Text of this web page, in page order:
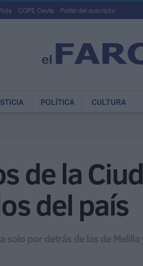
COPE Ceuta Portal del suscriptor
POLÍTICA CULTURA
de la
del país
solo por detrás de las de